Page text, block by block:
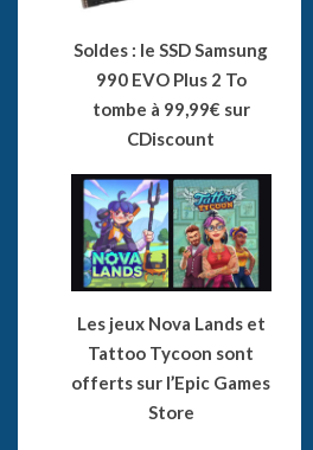
Soldes : le SSD Samsung
990 EVO Plus 2 To
tombe à 99,99€ sur
CDiscount
Les jeux Nova Lands et
Tattoo Tycoon sont
offerts sur l’Epic Games
Store